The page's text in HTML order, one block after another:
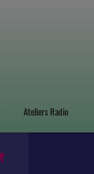
Ateliers Radio